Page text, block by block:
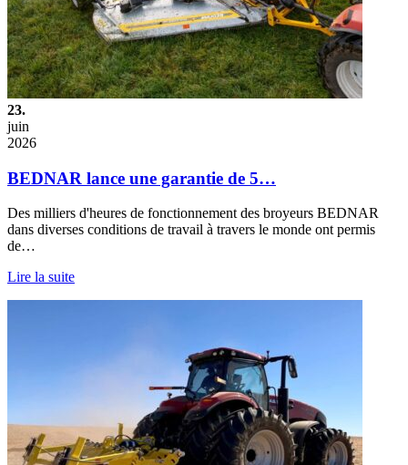
23.
juin
2026
BEDNAR lance une garantie de 5…
Des milliers d'heures de fonctionnement des broyeurs BEDNAR
dans diverses conditions de travail à travers le monde ont permis
de…
Lire la suite